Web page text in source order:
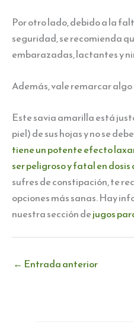
Por otro lado, debido a la
seguridad, se recomienda
embarazadas, lactantes y
Además, vale remarcar
Este savia amarilla está
piel) de sus hojas y no se
tiene un potente efecto
ser peligroso y fatal en
sufres de constipación, te
opciones más sanas. Hay
nuestra sección dejugos
← Entrada anterior